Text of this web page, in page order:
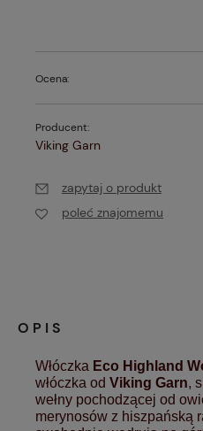
Ocena:
Producent:
Viking Garn
zapytaj o produkt
poleć znajomemu
OPIS
Włóczka Eco Highland
włóczka od Viking Garn,
wełny pochodzącej od
merynosów z hiszpańską